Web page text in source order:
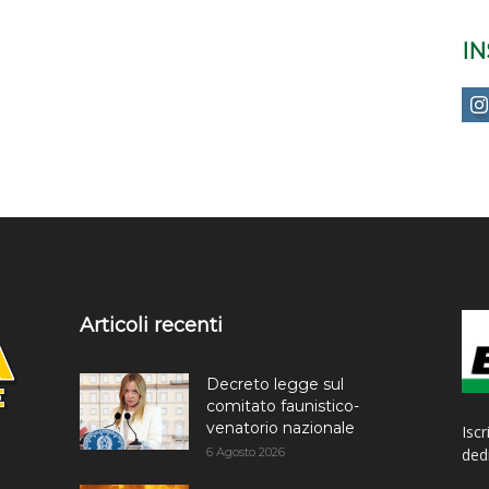
Articoli recenti
Decreto legge sul
comitato faunistico-
venatorio nazionale
6 Agosto 2026